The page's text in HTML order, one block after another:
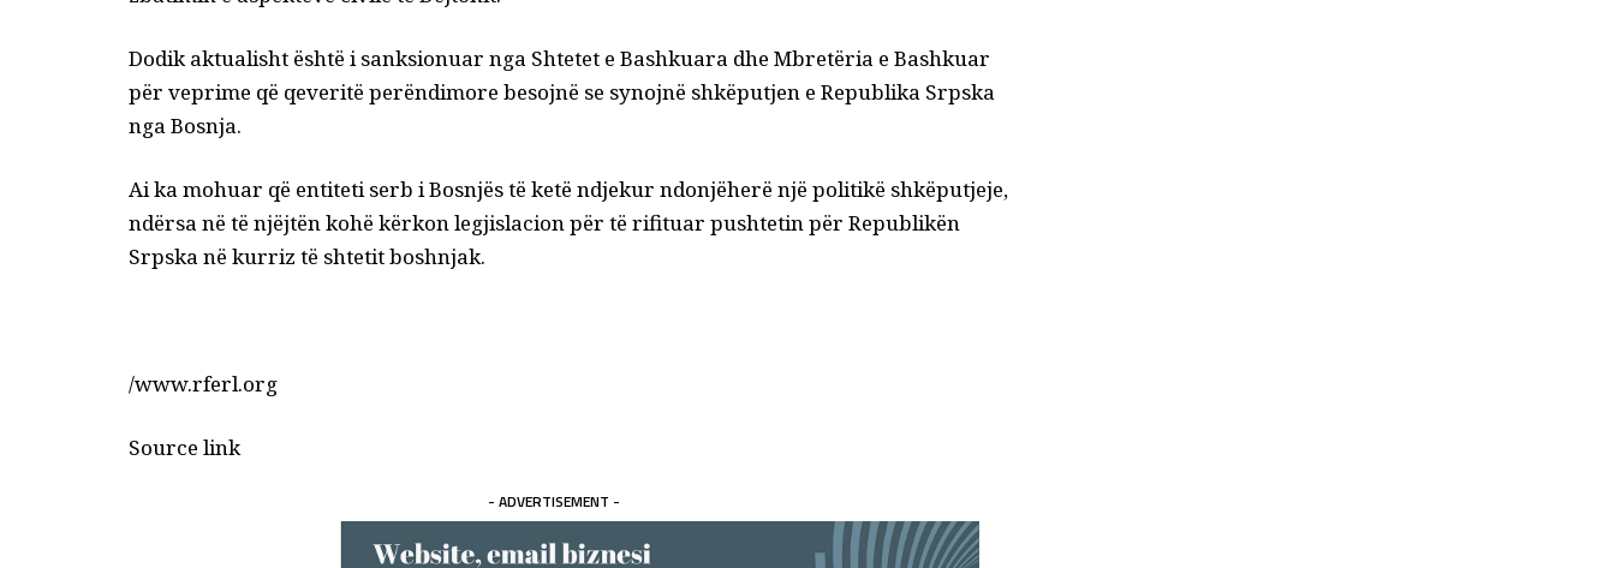
Dodik aktualisht është i sanksionuar nga Shtetet e Bashkuara dhe Mbretëria e Bashkuar
për veprime që qeveritë perëndimore besojnë se synojnë shkëputjen e Republika Srpska
nga Bosnja.
Ai ka mohuar që entiteti serb i Bosnjës të ketë ndjekur ndonjëherë një politikë shkëputjeje,
ndërsa në të njëjtën kohë kërkon legjislacion për të rifituar pushtetin për Republikën
Srpska në kurriz të shtetit boshnjak.
/www.rferl.org
Source link
- ADVERTISEMENT -